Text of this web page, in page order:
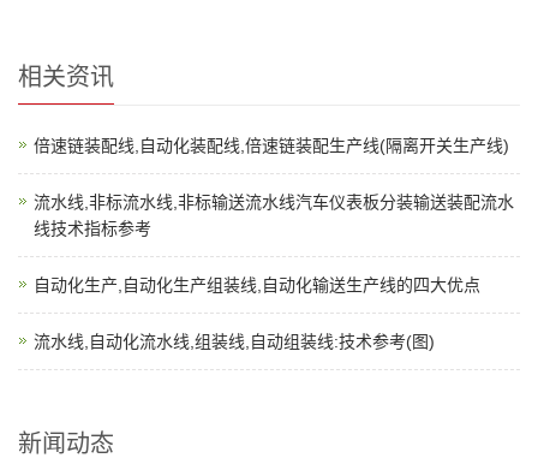
相关资讯
倍速链装配线,自动化装配线,倍速链装配生产线(隔离开关生产线)
流水线,非标流水线,非标输送流水线汽车仪表板分装输送装配流水
线技术指标参考
自动化生产,自动化生产组装线,自动化输送生产线的四大优点
流水线,自动化流水线,组装线,自动组装线:技术参考(图)
新闻动态